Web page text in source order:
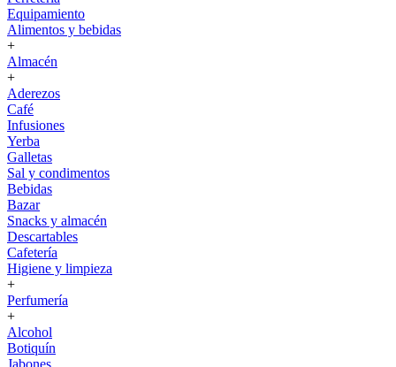
Equipamiento
Alimentos y bebidas
+
Almacén
+
Aderezos
Café
Infusiones
Yerba
Galletas
Sal y condimentos
Bebidas
Bazar
Snacks y almacén
Descartables
Cafetería
Higiene y limpieza
+
Perfumería
+
Alcohol
Botiquín
Jabones